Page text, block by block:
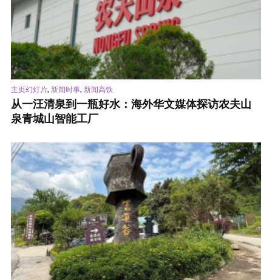
主页幻灯片, 新闻时事, 新闻高铁
从一汪清泉到一瓶好水：海外华文媒体探访农夫山
泉青城山智能工厂